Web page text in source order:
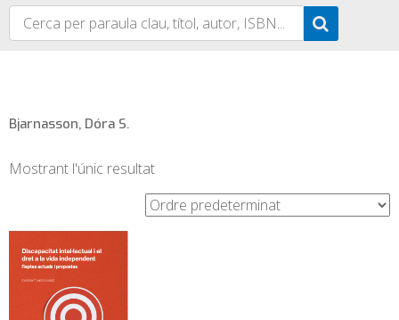
Bjarnasson, Dóra S.
Mostrant l'únic resultat